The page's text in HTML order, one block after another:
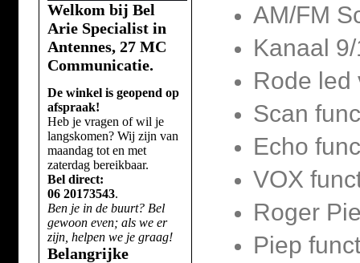
Welkom bij Bel
Arie Specialist in
Antennes, 27 MC
Communicatie.
De winkel is geopend op
afspraak!
Heb je vragen of wil je
langskomen? Wij zijn van
maandag tot en met
zaterdag bereikbaar.
Bel direct:
06 20173543.
Ben je in de buurt? Bel
gewoon even; als we er
zijn, helpen we je graag!
Belangrijke
AM/FM
Kanaal
Rode led
Scan
Echo
VOX
Roger
Piep